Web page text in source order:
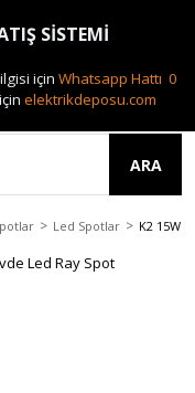
0(212) 240 87 88
ARA
Led Spotlar K2 15W
SİSTEMİ
için Whatsapp Hattı 0
elektrikdeposu.com